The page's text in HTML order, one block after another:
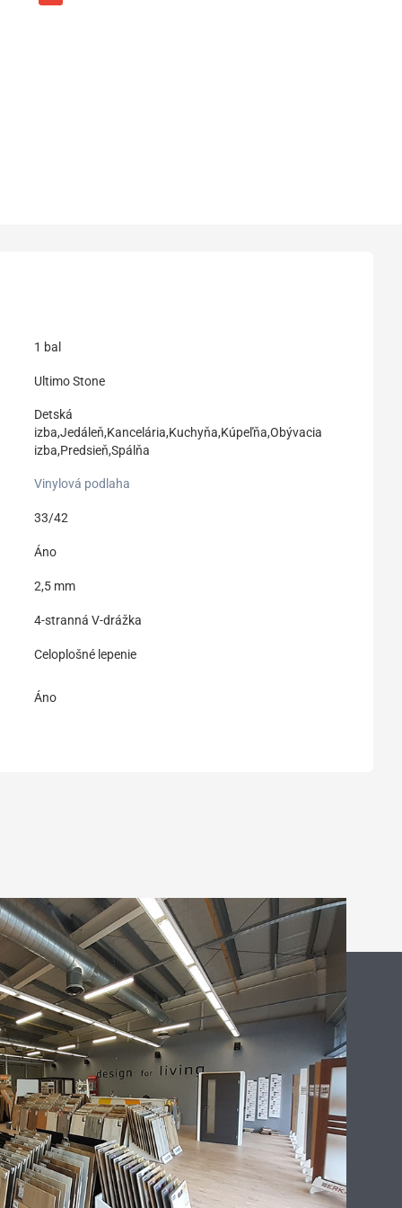
1 bal
Ultimo Stone
Detská
izba,Jedáleň,Kancelária,Kuchyňa,Kúpeľňa,Obývacia
izba,Predsieň,Spálňa
Vinylová podlaha
33/42
Áno
2,5 mm
4-stranná V-drážka
Celoplošné lepenie
Áno